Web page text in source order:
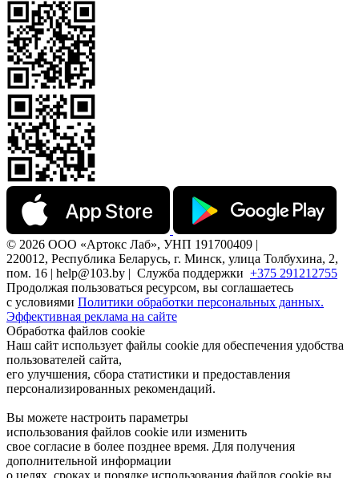
© 2026 ООО «Артокс Лаб», УНП 191700409 |
220012, Республика Беларусь, г. Минск, улица Толбухина, 2,
пом. 16 | help@103.by | Служба поддержки +375 291212755
Продолжая пользоваться ресурсом, вы соглашаетесь
с условиями Политики обработки персональных данных.
Эффективная реклама на сайте
Обработка файлов cookie
Наш сайт использует файлы cookie для обеспечения удобства
пользователей сайта,
его улучшения, сбора статистики и предоставления
персонализированных рекомендаций.
Вы можете настроить параметры
использования файлов cookie или изменить
свое согласие в более позднее время. Для получения
дополнительной информации
о целях, сроках и порядке использования файлов cookie вы